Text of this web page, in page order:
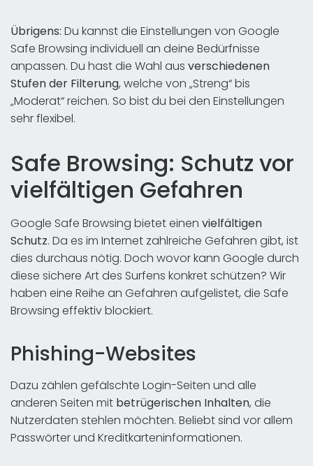
Übrigens: Du kannst die Einstellungen von Google
Safe Browsing individuell an deine Bedürfnisse
anpassen. Du hast die Wahl aus verschiedenen
Stufen der Filterung, welche von „Streng“ bis
„Moderat“ reichen. So bist du bei den Einstellungen
sehr flexibel.
Safe Browsing: Schutz vor
vielfältigen Gefahren
Google Safe Browsing bietet einen vielfältigen
Schutz. Da es im Internet zahlreiche Gefahren gibt, ist
dies durchaus nötig. Doch wovor kann Google durch
diese sichere Art des Surfens konkret schützen? Wir
haben eine Reihe an Gefahren aufgelistet, die Safe
Browsing effektiv blockiert.
Phishing-Websites
Dazu zählen gefälschte Login-Seiten und alle
anderen Seiten mit betrügerischen Inhalten, die
Nutzerdaten stehlen möchten. Beliebt sind vor allem
Passwörter und Kreditkarteninformationen.